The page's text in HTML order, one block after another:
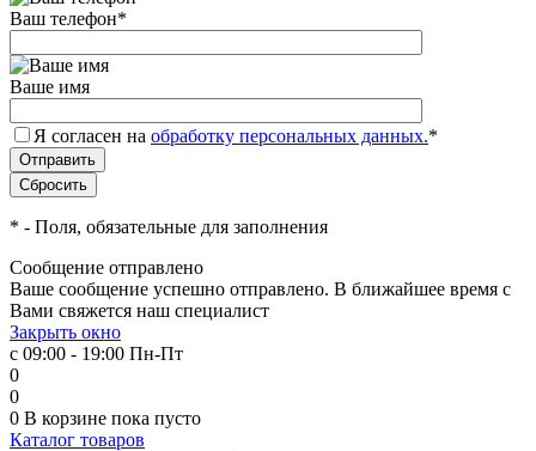
Ваш телефон*
Ваше имя
Я согласен на обработку персональных данных.*
* - Поля, обязательные для заполнения
Сообщение отправлено
Ваше сообщение успешно отправлено. В ближайшее время с
Вами свяжется наш специалист
Закрыть окно
с 09:00 - 19:00 Пн-Пт
0
0
0 В корзине пока пусто
Каталог товаров